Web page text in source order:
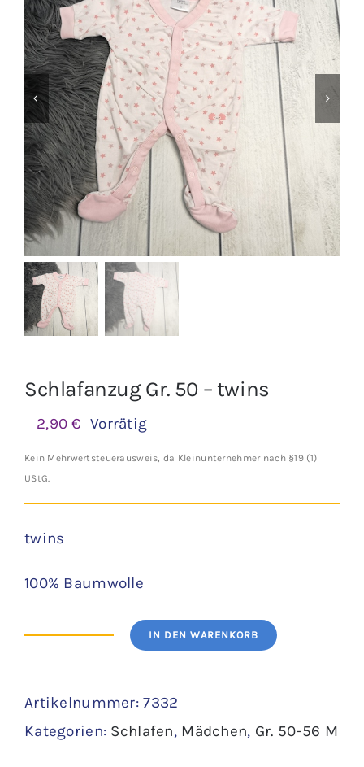
Jungen
Mädchen
Accesoires
Schuhe / Socken
Spielzeug
Babyausstattung
Krims Krams
Schlafanzug Gr. 50 – twins
2,90€ Vorrätig
Kein Mehrwertsteuerausweis, da Kleinunternehmer nach §19 (1)
UStG.
twins
100% Baumwolle
Schlafanzug
50
-
IN DEN WARENKORB
Artikelnummer:7332
Kategorien: Schlafen, Mädchen, Gr. 50-56 M